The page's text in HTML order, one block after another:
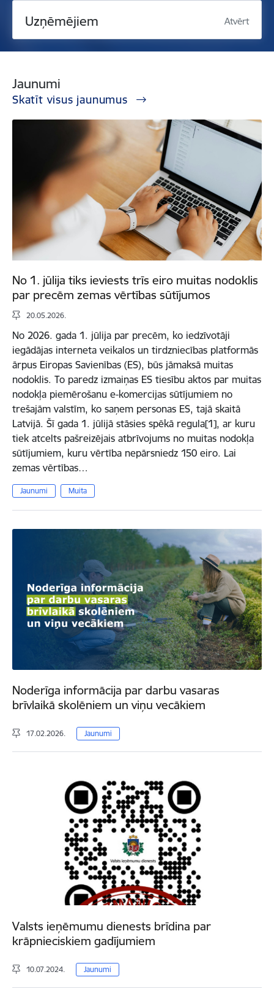
Uzņēmējiem Atvērt
Jaunumi
Skatīt visus jaunumus
No 1. jūlija tiks ieviests trīs eiro muitas nodoklis
par precēm zemas vērtības sūtījumos
20.05.2026.
No 2026. gada 1. jūlija par precēm, ko iedzīvotāji
iegādājas interneta veikalos un tirdzniecības platformās
ārpus Eiropas Savienības (ES), būs jāmaksā muitas
nodoklis. To paredz izmaiņas ES tiesību aktos par muitas
nodokļa piemērošanu e-komercijas sūtījumiem no
trešajām valstīm, ko saņem personas ES, tajā skaitā
Latvijā. Šī gada 1. jūlijā stāsies spēkā regula[1], ar kuru
tiek atcelts pašreizējais atbrīvojums no muitas nodokļa
sūtījumiem, kuru vērtība nepārsniedz 150 eiro. Lai
zemas vērtības…
Jaunumi Muita
Noderīga informācija par darbu vasaras
brīvlaikā skolēniem un viņu vecākiem
17.02.2026. Jaunumi
Valsts ieņēmumu dienests brīdina par
krāpnieciskiem gadījumiem
10.07.2024. Jaunumi